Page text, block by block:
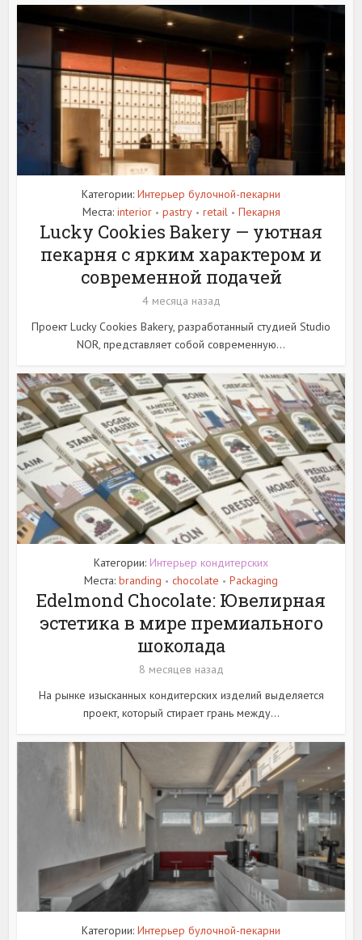
Категории: Интерьер булочной-пекарни
Места: interior • pastry • retail • Пекарня
Lucky Cookies Bakery — уютная
пекарня с ярким характером и
современной подачей
4 месяца назад
Проект Lucky Cookies Bakery, разработанный студией Studio
NOR, представляет собой современную...
Категории: Интерьер кондитерских
Места: branding • chocolate • Packaging
Edelmond Chocolate: Ювелирная
эстетика в мире премиального
шоколада
8 месяцев назад
На рынке изысканных кондитерских изделий выделяется
проект, который стирает грань между...
Категории: Интерьер булочной-пекарни